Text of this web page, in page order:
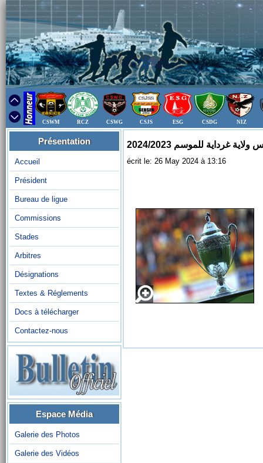
CSWM RCZ CSWG CSJS ESG CSDG NIZ
Présentation
Accueil
Président
Bureau de ligue
Commissions
Stades
Arbitres
Désignations
Textes & Réglements
Docs à télécharger
Contactez-nous
Espace Média
Galerie des Photos
Galerie des Vidéos
غرداية للموسم 2024/2023
écrit le: 26 May 2024 à 13:16